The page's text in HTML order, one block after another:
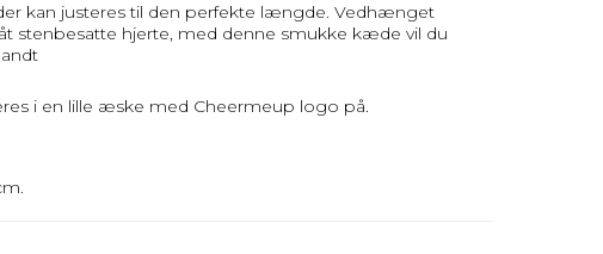
kan justeres til den perfekte længde. Vedhænget
stenbesatte hjerte, med denne smukke kæde vil du
i en lille æske med Cheermeup logo på.